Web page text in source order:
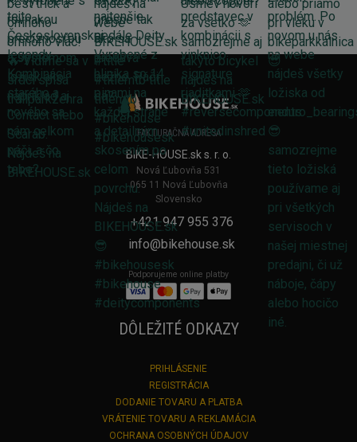
FAKTURAČNÁ ADRESA
BIKE-HOUSE.sk s. r. o.
Nová Ľubovňa 531
065 11 Nová Ľubovňa
Slovensko
+421 947 955 376
info@bikehouse.sk
Podporujeme online platby
DÔLEŽITÉ ODKAZY
PRIHLÁSENIE
REGISTRÁCIA
DODANIE TOVARU A PLATBA
VRÁTENIE TOVARU A REKLAMÁCIA
OCHRANA OSOBNÝCH ÚDAJOV